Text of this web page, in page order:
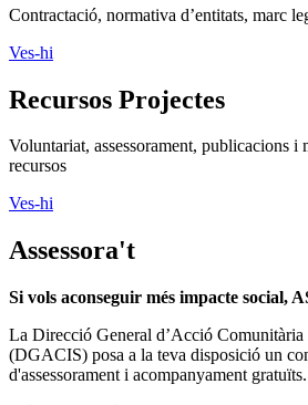
Contractació, normativa d’entitats, marc
Ves-hi
Recursos Projectes
Voluntariat, assessorament, publicacions i
recursos
Ves-hi
Assessora't
Si vols aconseguir més impacte social,
La Direcció General d’Acció
(DGACIS) posa a la teva disposició un
d'assessorament i acompanyament gratuïts.